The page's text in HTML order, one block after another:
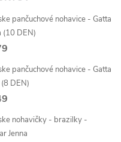
pančuchové nohavice - Gatta
(10 DEN)
pančuchové nohavice - Gatta
DEN)
nohavičky - brazilky -
Jenna